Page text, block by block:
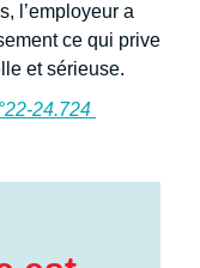
l’employeur a
ce qui prive
et sérieuse.
24.724